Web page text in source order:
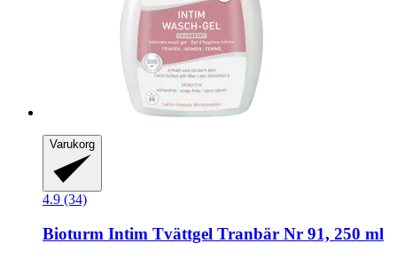
Varukorg
4.9 (34)
Bioturm Intim Tvättgel Tranbär Nr 91, 250 ml